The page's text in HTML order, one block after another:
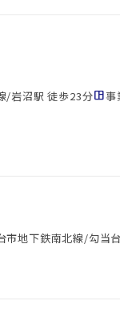
/岩沼駅 徒歩23分space_dashboard事
市地下鉄南北線/勾当